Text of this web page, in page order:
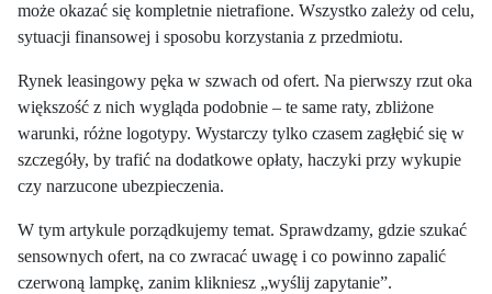
może okazać się kompletnie nietrafione. Wszystko zależy od celu,
sytuacji finansowej i sposobu korzystania z przedmiotu.
Rynek leasingowy pęka w szwach od ofert. Na pierwszy rzut oka
większość z nich wygląda podobnie – te same raty, zbliżone
warunki, różne logotypy. Wystarczy tylko czasem zagłębić się w
szczegóły, by trafić na dodatkowe opłaty, haczyki przy wykupie
czy narzucone ubezpieczenia.
W tym artykule porządkujemy temat. Sprawdzamy, gdzie szukać
sensownych ofert, na co zwracać uwagę i co powinno zapalić
czerwoną lampkę, zanim klikniesz „wyślij zapytanie”.